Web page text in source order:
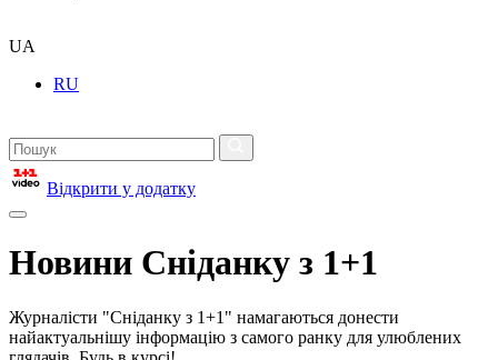
UA
RU
Відкрити у додатку
Новини Сніданку з 1+1
Журналісти "Сніданку з 1+1" намагаються донести
найактуальнішу інформацію з самого ранку для улюблених